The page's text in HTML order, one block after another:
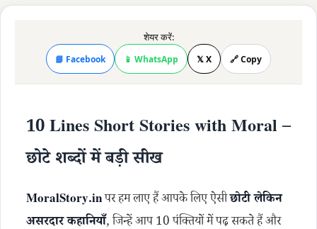
शेयर करें:
📘 Facebook 📱 WhatsApp 𝕏 X 🔗 Copy
10 Lines Short Stories with Moral –
छोटे शब्दों में बड़ी सीख
MoralStory.inपर हम लाए हैं आपके लिए ऐसीछोटी लेकिन
असरदार कहानियाँ, जिन्हें आप 10 पंक्तियों में पढ़ सकते हैं और